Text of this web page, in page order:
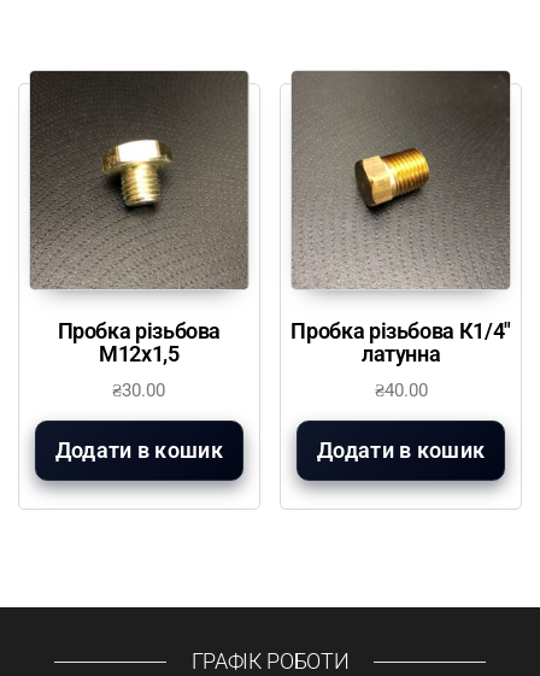
Пробка різьбова
М12х1,5
₴30.00
Додати в кошик
Пробка різьбова К1/4″
латунна
₴40.00
Додати в кошик
ГРАФІК РОБОТИ